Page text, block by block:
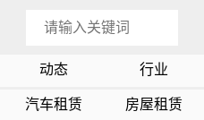
动态 行业
汽车租赁 房屋租赁